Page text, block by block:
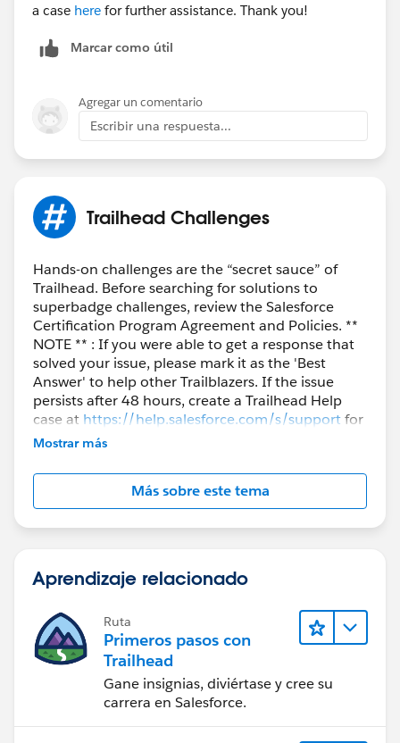
a case here for further assistance. Thank you!
Marcar como útil
Agregar un comentario
Escribir una respuesta...
Trailhead Challenges
Hands-on challenges are the “secret sauce” of
Trailhead. Before searching for solutions to
superbadge challenges, review the Salesforce
Certification Program Agreement and Policies. **
NOTE ** : If you were able to get a response that
solved your issue, please mark it as the 'Best
Answer' to help other Trailblazers. If the issue
persists after 48 hours, create a Trailhead Help
case at https://help.salesforce.com/s/supportfor
further assistance.
Mostrar más
Más sobre este tema
Aprendizaje relacionado
Ruta
Primeros pasos con
Trailhead
Gane insignias, diviértase y cree su
carrera en Salesforce.